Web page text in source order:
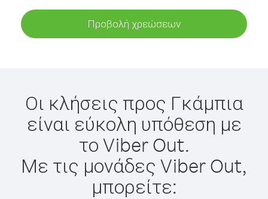
Προβολή χρεώσεων
Οι κλήσεις προς Γκάμπια
είναι εύκολη υπόθεση με
το Viber Out.
Με τις μονάδες Viber Out,
μπορείτε: